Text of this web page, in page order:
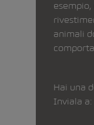
animali
Hai una
Inviala a: